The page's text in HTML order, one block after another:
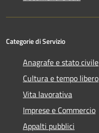
Categorie di Servizio
Anagrafe e stato civile
Cultura e tempo libero
Vita lavorativa
Imprese e Commercio
Appalti pubblici